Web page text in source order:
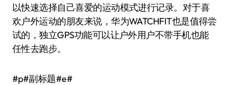
以快速选择自己喜爱的运动模式进行记录。对于喜
欢户外运动的朋友来说，华为WATCHFIT也是值得尝
试的，独立GPS功能可以让户外用户不带手机也能
任性去跑步。
#p#副标题#e#